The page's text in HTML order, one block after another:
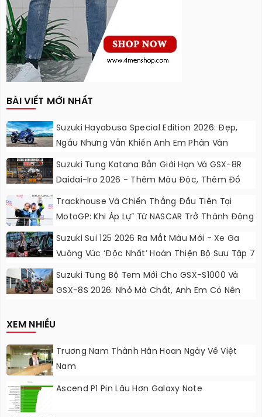
BÀI VIẾT MỚI NHẤT
Suzuki Hayabusa Special Edition 2026: Đẹp,
Ngầu Nhưng Vẫn Khiến Anh Em Phân Vân
Suzuki Tung Katana Bản Giới Hạn Và GSX-8R
Daidai-Iro 2026 - Thêm Màu Độc, Thêm Đồ
Chơi, Thêm Cá Tính
Trackhouse Và Chiến Thắng Đầu Tiên Tại
MotoGP: Khi Áp Lự” Từ NASCAR Trở Thành Động
Lực Ngọt Ngào
Suzuki Sui 125 2026 Ra Mắt Màu Mới - Xe Ga
Vuông Vức ‘độc Nhất’ Hoàn Thiện Bộ Sưu Tập 7
Sắc Cầu Vồng
Suzuki Tung Bộ Tem Mới Cho GSX-S1000 Và
GSX-8S 2026: Nhỏ Mà Chất, Anh Em Có Nên
XEM NHIỀU
Trương Nam Thành Hân Hoan Ngày Về Việt
Nam
Ascend P1 Pin Lâu Hơn Galaxy Note